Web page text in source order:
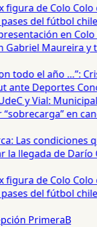
figura de Colo Colo
del fútbol
en Colo
Maureira y
todo el año …”:
ante Deportes
y Vial:
en
Las condiciones
llegada de Darío
figura de Colo Colo
del fútbol
PrimeraB